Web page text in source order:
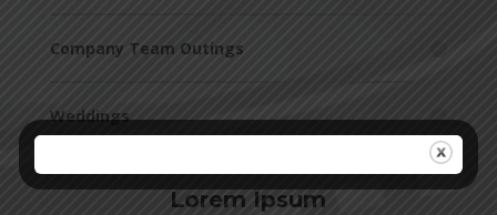
Company Team Outings
Weddings
Lorem Ipsum